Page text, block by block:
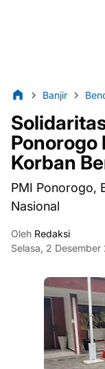
Banjir
Ponorogo
Korban
PMI Ponorogo,
Nasional
Oleh Redaksi
Selasa, 2 Desember